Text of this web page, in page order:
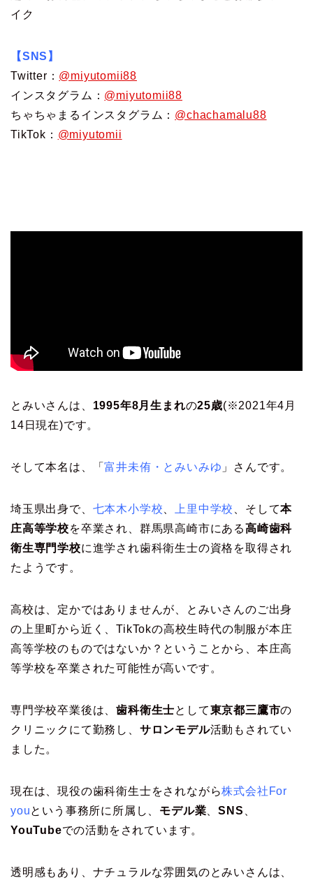
イク
【SNS】
Twitter： @miyutomii88
インスタグラム： @miyutomii88
ちゃちゃまるインスタグラム： @chachamalu88
TikTok： @miyutomii
とみいさんは、 1995年8月生まれの25歳(※2021年4月
14日現在)です。
そして本名は、「富井未侑・とみいみゆ 」さんです。
埼玉県出身で、 七本木小学校 上里中学校 、そして本
庄高等学校を卒業され、群馬県高崎市にある高崎歯科
衛生専門学校に進学され歯科衛生士の資格を取得され
たようです。
高校は、定かではありませんが、とみいさんのご出身
の上里町から近く、TikTokの高校生時代の制服が本庄
高等学校のものではないか？ということから、本庄高
等学校を卒業された可能性が高いです。
専門学校卒業後は、歯科衛生士として東京都三鷹市の
クリニックにて勤務し、 サロンモデル活動もされてい
ました。
現在は、現役の歯科衛生士をされながら株式会社For
youという事務所に所属し、 モデル業 、SNS
YouTubeでの活動をされています。
透明感もあり、ナチュラルな雰囲気のとみいさんは、